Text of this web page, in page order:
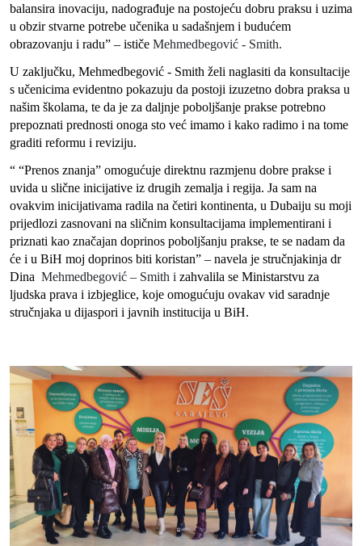
balansira inovaciju, nadograđuje na postojeću dobru praksu i uzima
u obzir stvarne potrebe učenika u sadašnjem i budućem
obrazovanju i radu” – ističe Mehmedbegović - Smith.
U zaključku, Mehmedbegović - Smith želi naglasiti da konsultacije
s učenicima evidentno pokazuju da postoji izuzetno dobra praksa u
našim školama, te da je za daljnje poboljšanje prakse potrebno
prepoznati prednosti onoga sto već imamo i kako radimo i na tome
graditi reformu i reviziju.
“ “Prenos znanja” omogućuje direktnu razmjenu dobre prakse i
uvida u slične inicijative iz drugih zemalja i regija. Ja sam na
ovakvim inicijativama radila na četiri kontinenta, u Dubaiju su moji
prijedlozi zasnovani na sličnim konsultacijama implementirani i
priznati kao značajan doprinos poboljšanju prakse, te se nadam da
će i u BiH moj doprinos biti koristan” – navela je stručnjakinja dr
Dina Mehmedbegović – Smith i zahvalila se Ministarstvu za
ljudska prava i izbjeglice, koje omogućuju ovakav vid saradnje
stručnjaka u dijaspori i javnih institucija u BiH.